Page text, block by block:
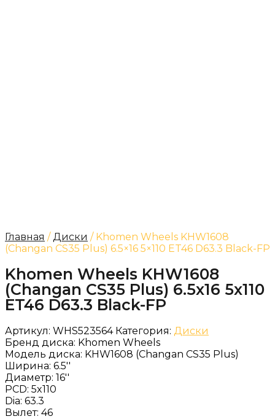
Главная /Диски / Khomen Wheels KHW1608
(Changan CS35 Plus) 6.5×16 5×110 ET46 D63.3 Black-FP
Khomen Wheels KHW1608
(Changan CS35 Plus) 6.5x16 5x110
ET46 D63.3 Black-FP
Артикул: WHS523564 Категория: Диски
Бренд диска: Khomen Wheels
Модель диска: KHW1608 (Changan CS35 Plus)
Ширина: 6.5''
Диаметр: 16''
PCD: 5x110
Dia: 63.3
Вылет: 46